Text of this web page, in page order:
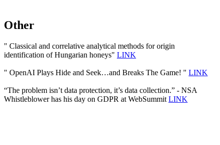
Other
" Classical and correlative analytical methods for origin
identification of Hungarian honeys" LINK
" OpenAI Plays Hide and Seek…and Breaks The Game! " LINK
“The problem isn’t data protection, it’s data collection.” - NSA
Whistleblower has his day on GDPR at WebSummit LINK